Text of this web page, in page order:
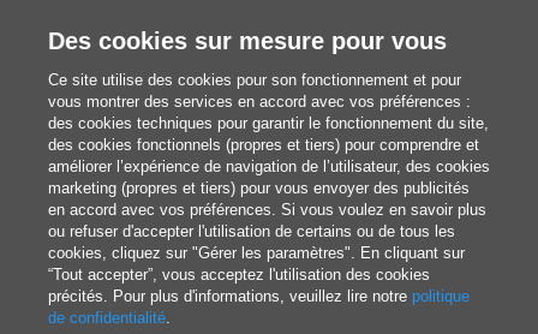
Revues, livres, catalogues
Impression sur toile
Goodies personnalisés
Calendriers et agendas
Rédaction
Des cookies sur mesure pour vous
Ce site utilise des cookies pour son fonctionnement et pour
vous montrer des services en accord avec vos préférences :
des cookies techniques pour garantir le fonctionnement du site,
des cookies fonctionnels (propres et tiers) pour comprendre et
améliorer l’expérience de navigation de l’utilisateur, des cookies
marketing (propres et tiers) pour vous envoyer des publicités
en accord avec vos préférences. Si vous voulez en savoir plus
ou refuser d'accepter l'utilisation de certains ou de tous les
cookies, cliquez sur "Gérer les paramètres". En cliquant sur
“Tout accepter”, vous acceptez l'utilisation des cookies
précités. Pour plus d'informations, veuillez lire notre politique
de confidentialité.